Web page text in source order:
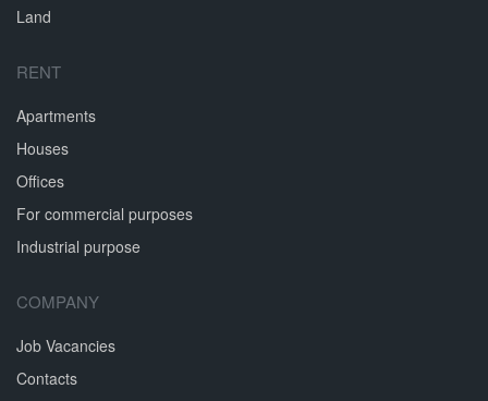
Land
RENT
Apartments
Houses
Offices
For commercial purposes
Industrial purpose
COMPANY
Job Vacancies
Contacts